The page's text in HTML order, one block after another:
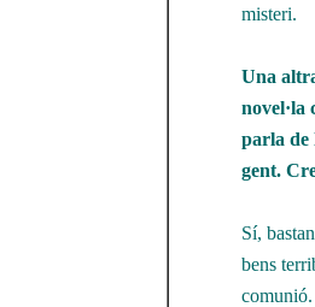
misteri.
Una
novel·la
parla de
gent.
Sí,
bens
comunió.